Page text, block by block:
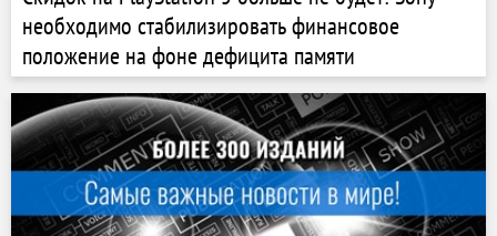
необходимо стабилизировать финансовое
положение на фоне дефицита памяти